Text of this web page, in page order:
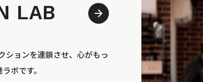
LAB
ションを連鎖させ、心がもっ
ボです。